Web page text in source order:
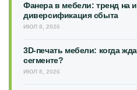
Фанера в мебели: тренд на
диверсификация сбыта
ИЮЛ 8, 2026
3D-печать мебели: когда
сегменте?
ИЮЛ 8, 2026